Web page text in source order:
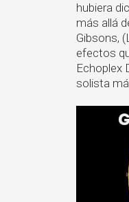
hubiera
más allá
Gibsons,
efectos
Echoplex
solista